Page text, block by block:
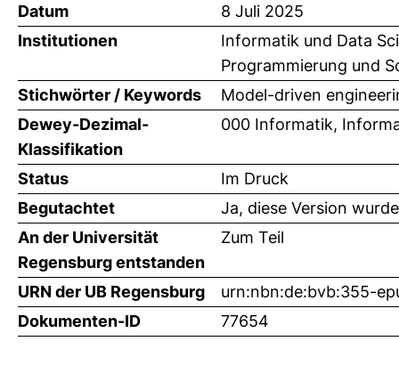
Datum
8 Juli 2025
Institutionen
Informatik und Data
Programmierung und
Stichwörter / Keywords
Model-driven
Dewey-Dezimal-
Klassifikation
000 Informatik,
Status
Im Druck
Begutachtet
Ja, diese Version
An der Universität
Regensburg entstanden
Zum Teil
URN der UB Regensburg
urn:nbn:de:bvb:355-
Dokumenten-ID
77654